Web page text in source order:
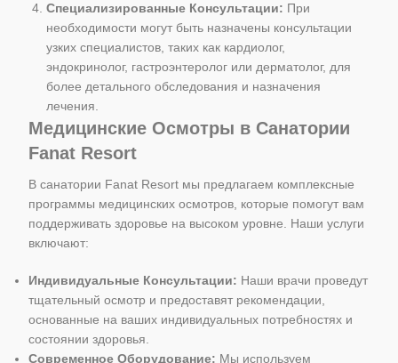
Специализированные Консультации: При
необходимости могут быть назначены консультации
узких специалистов, таких как кардиолог,
эндокринолог, гастроэнтеролог или дерматолог, для
более детального обследования и назначения
лечения.
Медицинские Осмотры в Санатории
Fanat Resort
В санатории Fanat Resort мы предлагаем комплексные
программы медицинских осмотров, которые помогут вам
поддерживать здоровье на высоком уровне. Наши услуги
включают:
Индивидуальные Консультации: Наши врачи проведут
тщательный осмотр и предоставят рекомендации,
основанные на ваших индивидуальных потребностях и
состоянии здоровья.
Современное Оборудование: Мы используем